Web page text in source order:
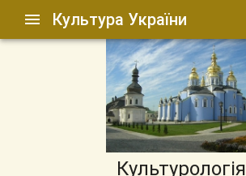
Культура України
Культурологія